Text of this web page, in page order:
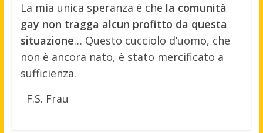
La mia unica speranza è che la comunità
gay non tragga alcun profitto da questa
situazione… Questo cucciolo d’uomo, che
non è ancora nato, è stato mercificato a
sufficienza.
F.S. Frau